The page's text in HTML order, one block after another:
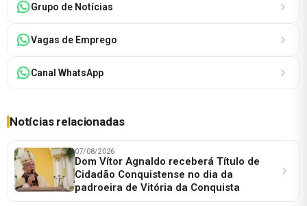
Grupo de Notícias
Vagas de Emprego
Canal WhatsApp
Notícias relacionadas
07/08/2026
Dom Vítor Agnaldo receberá Título de
Cidadão Conquistense no dia da
padroeira de Vitória da Conquista